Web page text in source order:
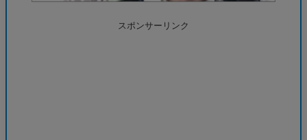
スポンサーリンク